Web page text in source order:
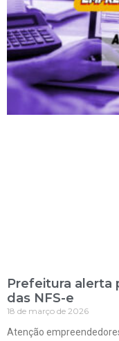
Prefeitura alerta
das NFS-e
18 de março de 2026
Atenção